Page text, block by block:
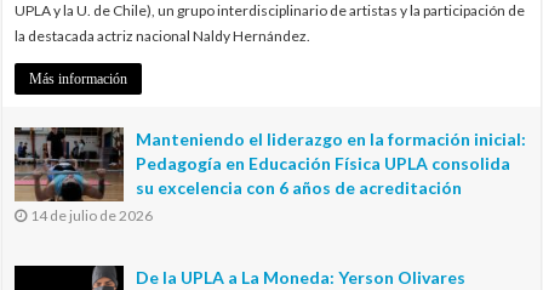
UPLA y la U. de Chile), un grupo interdisciplinario de artistas y la participación de
la destacada actriz nacional Naldy Hernández.
Más información
Manteniendo el liderazgo en la formación inicial:
Pedagogía en Educación Física UPLA consolida
su excelencia con 6 años de acreditación
14 de julio de 2026
De la UPLA a La Moneda: Yerson Olivares